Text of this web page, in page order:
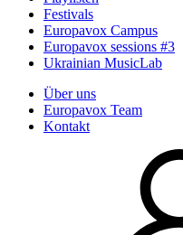
Festivals
Europavox Campus
Europavox sessions #3
Ukrainian MusicLab
Über uns
Europavox Team
Kontakt